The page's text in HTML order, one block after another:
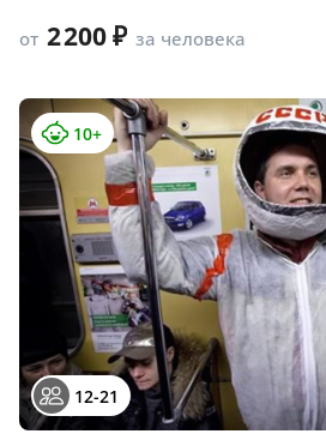
от 2 200 за человека
10+
12-21